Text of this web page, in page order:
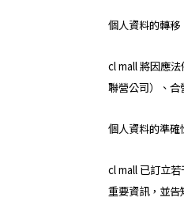
個人資料的轉移
cl mall 將因應
聯營公司）、合
個人資料的準確
cl mall 已訂立
重要資訊，並告